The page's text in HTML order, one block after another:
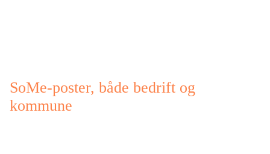
SoMe-poster, både bedrift og
kommune